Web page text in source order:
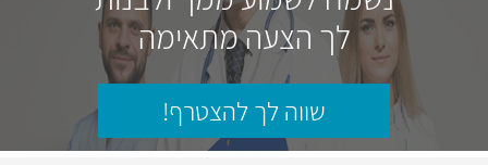
לך הצעה מתאימה
שווה לך להצטרף!